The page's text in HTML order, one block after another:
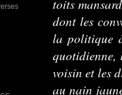
toits
dont les
la politique
quotidienne,
voisin et les
au nain